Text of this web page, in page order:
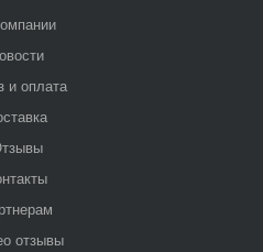
и оплата
отзывы